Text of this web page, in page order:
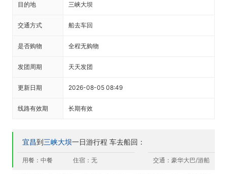
目的地 三峡大坝
交通方式 船去车回
是否购物 全程无购物
发团周期 天天发团
更新日期 2026-08-05 08:49
线路有效期 长期有效
宜昌到三峡大坝一日游行程 车去船回：
用餐：中餐 住宿：无 交通：豪华大巴/游船